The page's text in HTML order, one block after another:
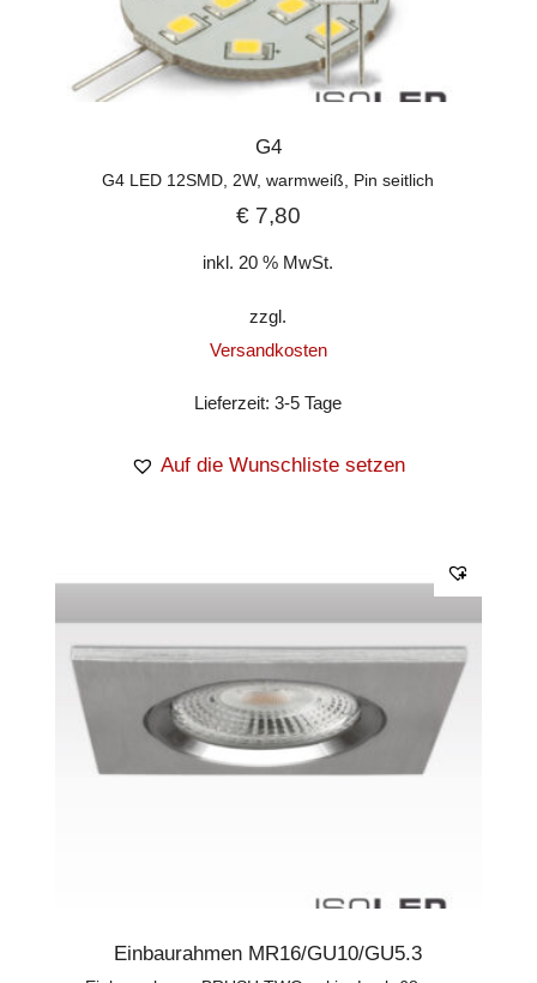
G4
G4 LED 12SMD, 2W, warmweiß, Pin seitlich
€7,80
inkl. 20 % MwSt.
zzgl.
Versandkosten
Lieferzeit:3-5 Tage
Auf die Wunschliste setzen
Einbaurahmen MR16/GU10/GU5.3